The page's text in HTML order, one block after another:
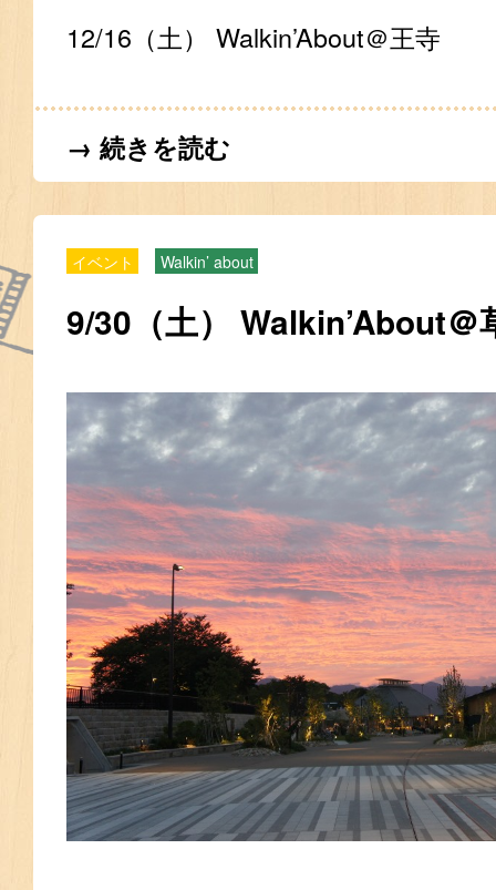
12/16（土） Walkin’About＠王寺
→ 続きを読む
イベント Walkin’ about
9/30（土） Walkin’About＠